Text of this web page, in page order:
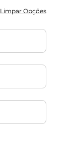
Limpar Opções